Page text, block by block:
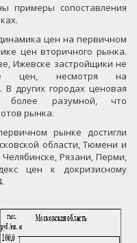
примеры сопоставления
цен на первичном
цен вторичного рынка.
Ижевске застройщики не
цен, несмотря на
В других городах ценовая
более разумной, что
рынка.
рынке достигли
области, Тюмени и
Рязани, Перми,
цен к докризисному